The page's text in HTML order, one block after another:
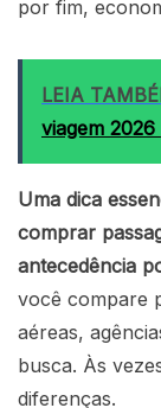
por fim,
LEIA
viagem
Uma dica
comprar
antecedência
você compare
aéreas,
busca. Às
diferenças.